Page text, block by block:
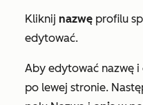
Kliknij nazwę profilu
edytować.
Aby edytować nazwę i
po lewej stronie.